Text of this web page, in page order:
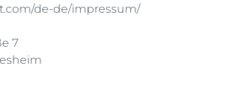
de-de/impressum/
7